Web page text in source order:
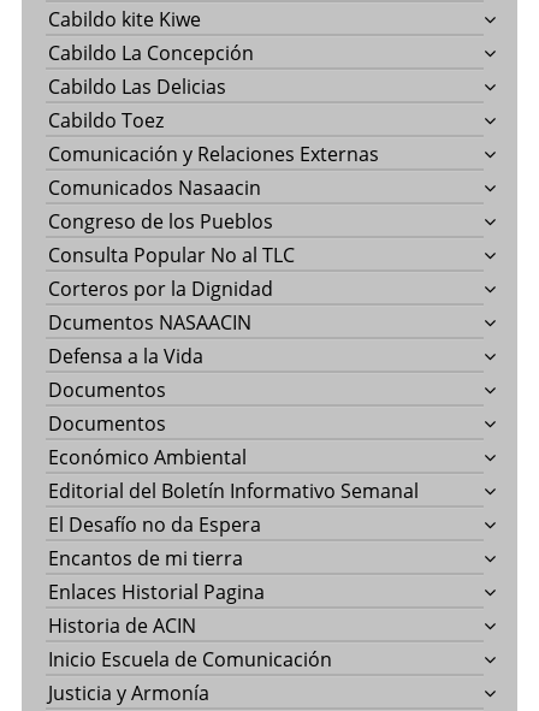
Cabildo kite Kiwe
Cabildo La Concepción
Cabildo Las Delicias
Cabildo Toez
Comunicación y Relaciones Externas
Comunicados Nasaacin
Congreso de los Pueblos
Consulta Popular No al TLC
Corteros por la Dignidad
Dcumentos NASAACIN
Defensa a la Vida
Documentos
Documentos
Económico Ambiental
Editorial del Boletín Informativo Semanal
El Desafío no da Espera
Encantos de mi tierra
Enlaces Historial Pagina
Historia de ACIN
Inicio Escuela de Comunicación
Justicia y Armonía